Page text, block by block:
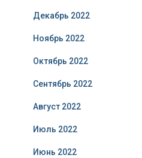
Декабрь 2022
Ноябрь 2022
Октябрь 2022
Сентябрь 2022
Август 2022
Июль 2022
Июнь 2022